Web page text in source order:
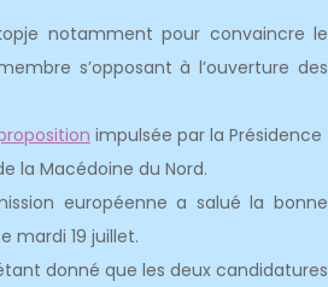
notamment pour convaincre le
s’opposant à l’ouverture des
impulsée par la Présidence
la Macédoine du Nord.
européenne a salué la bonne
mardi 19 juillet.
donné que les deux candidatures